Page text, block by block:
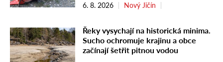
6. 8. 2026 Nový Jičín
Řeky vysychají na historická minima.
Sucho ochromuje krajinu a obce
začínají šetřit pitnou vodou